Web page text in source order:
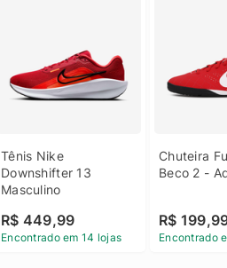
Tênis Nike
Downshifter 13
Masculino
R$ 449,99
Encontrado em 14 lojas
Chuteira
Beco 2 -
R$
Encontrado